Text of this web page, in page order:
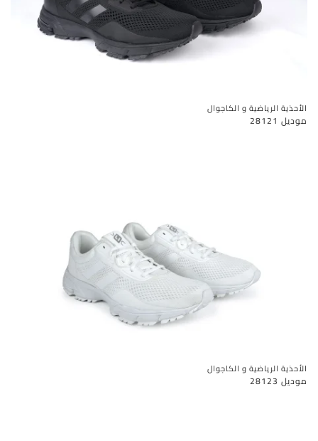
الأحذية الرياضية و الكاجوال
موديل 28121
الأحذية الرياضية و الكاجوال
موديل 28123